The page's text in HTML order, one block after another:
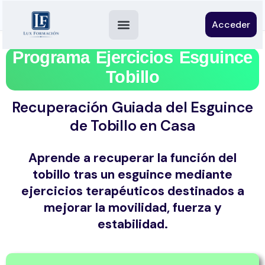
Acceder
Programa Ejercicios Esguince
Tobillo
Recuperación Guiada del Esguince
de Tobillo en Casa
Aprende a recuperar la función del
tobillo tras un esguince mediante
ejercicios terapéuticos destinados a
mejorar la movilidad, fuerza y
estabilidad.